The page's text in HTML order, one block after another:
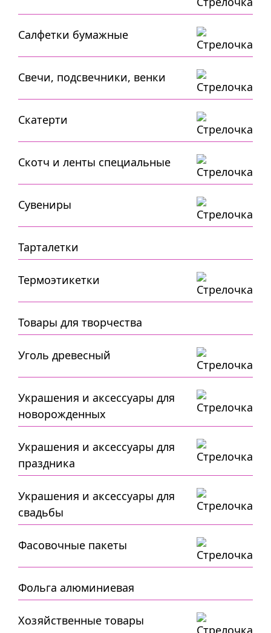
Салфетки бумажные
Свечи, подсвечники, венки
Скатерти
Скотч и ленты специальные
Сувениры
Тарталетки
Термоэтикетки
Товары для творчества
Уголь древесный
Украшения и аксессуары для
новорожденных
Украшения и аксессуары для
праздника
Украшения и аксессуары для
свадьбы
Фасовочные пакеты
Фольга алюминиевая
Хозяйственные товары